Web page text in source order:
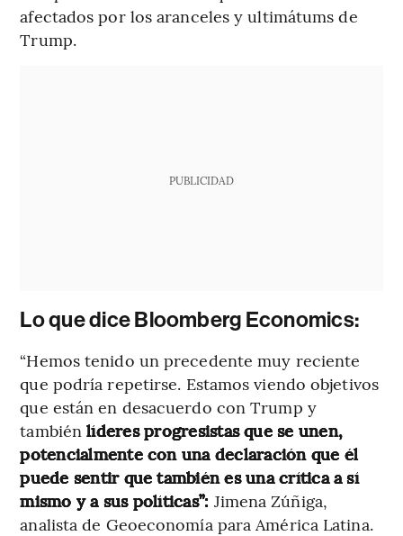
afectados por los aranceles y ultimátums de
Trump.
PUBLICIDAD
Lo que dice Bloomberg Economics:
“Hemos tenido un precedente muy reciente
que podría repetirse. Estamos viendo objetivos
que están en desacuerdo con Trump y
tambiénlíderes progresistas que se unen,
potencialmente con una declaración que él
puede sentir que también es una crítica a sí
mismo y a sus políticas”: Jimena Zúñiga,
analista de Geoeconomía para América Latina.